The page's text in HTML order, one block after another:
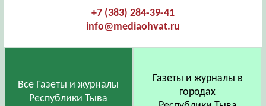
+7 (383) 284-39-41
info@mediaohvat.ru
Все Газеты и журналы
Республики Тыва
Газеты и журналы в
городах